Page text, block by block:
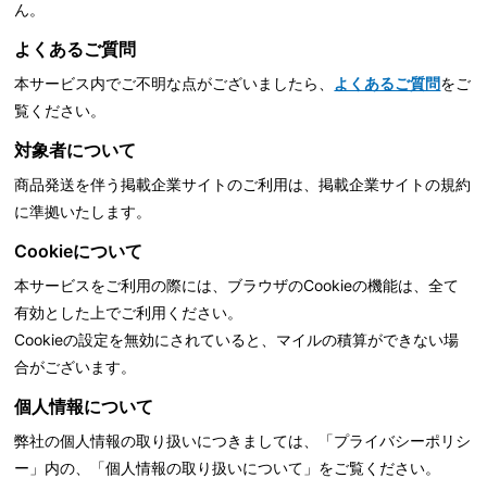
ん。
よくあるご質問
本サービス内でご不明な点がございましたら、 よくあるご質問をご
覧ください。
対象者について
商品発送を伴う掲載企業サイトのご利用は、掲載企業サイトの規約
に準拠いたします。
Cookieについて
本サービスをご利用の際には、ブラウザのCookieの機能は、全て
有効とした上でご利用ください。
Cookieの設定を無効にされていると、マイルの積算ができない場
合がございます。
個人情報について
弊社の個人情報の取り扱いにつきましては、「プライバシーポリシ
ー」内の、「個人情報の取り扱いについて」をご覧ください。